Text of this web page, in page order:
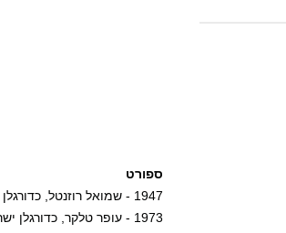
ספורט
1947 - שמואל רוזנטל, כדורגלן ישראלי
1973 - עופר טלקר, כדורגלן ישראלי